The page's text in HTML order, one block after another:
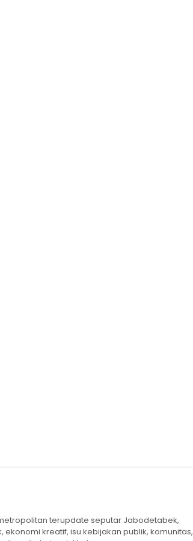
terupdate seputar Jabodetabek,
ekonomi kreatif, isu kebijakan publik, komunitas,